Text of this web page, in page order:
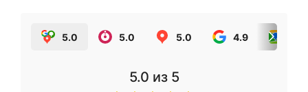
5.0 5.0 5.0 4.9
5.0 из 5